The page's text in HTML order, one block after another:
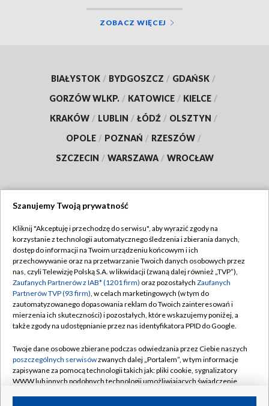
ZOBACZ WIĘCEJ
BIAŁYSTOK / BYDGOSZCZ / GDAŃSK /
GORZÓW WLKP. / KATOWICE / KIELCE /
KRAKÓW / LUBLIN / ŁÓDŹ / OLSZTYN /
OPOLE / POZNAŃ / RZESZÓW /
SZCZECIN / WARSZAWA / WROCŁAW
TVP
Abonament TVP
Emisja w TVP
Centrum informacji TVP
Naziemna Telewizja Cyfrowa
Rada Programowa
System NOS
Informacje o nadawcy
Regulamin TVP
Polityka prywatności
Moje zgody
Pomoc
Kontakt
Kanały
Szanujemy Twoją prywatność
Kliknij "Akceptuję i przechodzę do serwisu", aby wyrazić zgody na
korzystanie z technologii automatycznego śledzenia i zbierania danych,
dostęp do informacji na Twoim urządzeniu końcowym i ich
przechowywanie oraz na przetwarzanie Twoich danych osobowych przez
nas, czyli Telewizję Polską S.A. w likwidacji (zwaną dalej również „TVP”),
Zaufanych Partnerów z IAB* (1201 firm) oraz pozostałych Zaufanych
Partnerów TVP (93 firm), w celach marketingowych (w tym do
zautomatyzowanego dopasowania reklam do Twoich zainteresowań i
mierzenia ich skuteczności) i pozostałych, które wskazujemy poniżej, a
także zgody na udostępnianie przez nas identyfikatora PPID do Google.
Twoje dane osobowe zbierane podczas odwiedzania przez Ciebie naszych
poszczególnych serwisówzwanych dalej „Portalem”, w tym informacje
zapisywane za pomocą technologii takich jak: pliki cookie, sygnalizatory
WWW lub innych podobnych technologii umożliwiających świadczenie